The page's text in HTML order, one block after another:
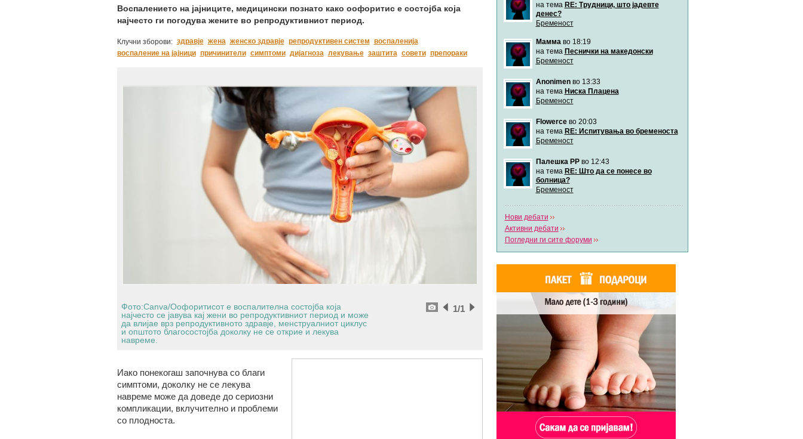
Воспалението на јајниците, медицински познато како оофоритис е состојба која
најчесто ги погодува жените во репродуктивниот период.
Клучни зборови: здравје жена женско здравје репродуктивен систем воспаленија
воспаление на јајници причинители симптоми дијагноза лекување заштита совети препораки
Фото:Canva/Оофоритисот е воспалителна состојба која
најчесто се јавува кај жени во репродуктивниот период и може
да влијае врз репродуктивното здравје, менструалниот циклус
и општото благосостојба доколку не се открие и лекува
навреме.
/1
1
Иако понекогаш започнува со благи
симптоми, доколку не се лекува
навреме може да доведе до сериозни
компликации, вклучително и проблеми
со плодноста.
на тема RE: Трудници, што јадевте
денес?
Бременост
Маммаво 18:19
на тема Песнички на македонски
Бременост
Anonimenво 13:33
на тема Ниска Плацена
Бременост
Flowerceво 20:03
на тема RE: Испитувања во бременоста
Бременост
Палешка РРво 12:43
на тема RE: Што да се понесе во
болница?
Бременост
Нови дебати
Активни дебати
Погледни ги сите форуми